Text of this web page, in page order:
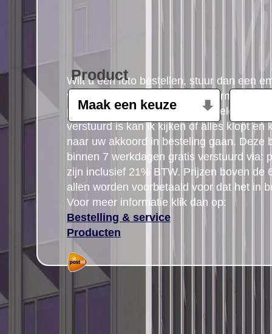
Wilt u een foto bestellen, stuur dan een
volgende gegevens: Product, formaat,
postcode gegegevens plus uw telefoon
verstuurd is kan ik kijken of alles klopt en
naar uw akkoord in besteling gaan. Deze
binnen 7 werkdagen gratis verstuurd via:
zijn inclusief 21% BTW. Prijzen boven de
allen worden voorbetaald voor dat het in
Voor meer informatie klik dan op:
Bestelling & service
Producten
Product